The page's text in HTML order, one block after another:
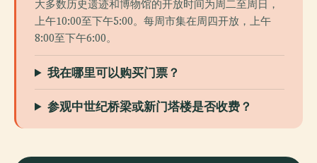
大多数历史遗迹和博物馆的开放时间为周二至周日，
上午10:00至下午5:00。每周市集在周四开放，上午
8:00至下午6:00。
我在哪里可以购买门票？
参观中世纪桥梁或新门塔楼是否收费？